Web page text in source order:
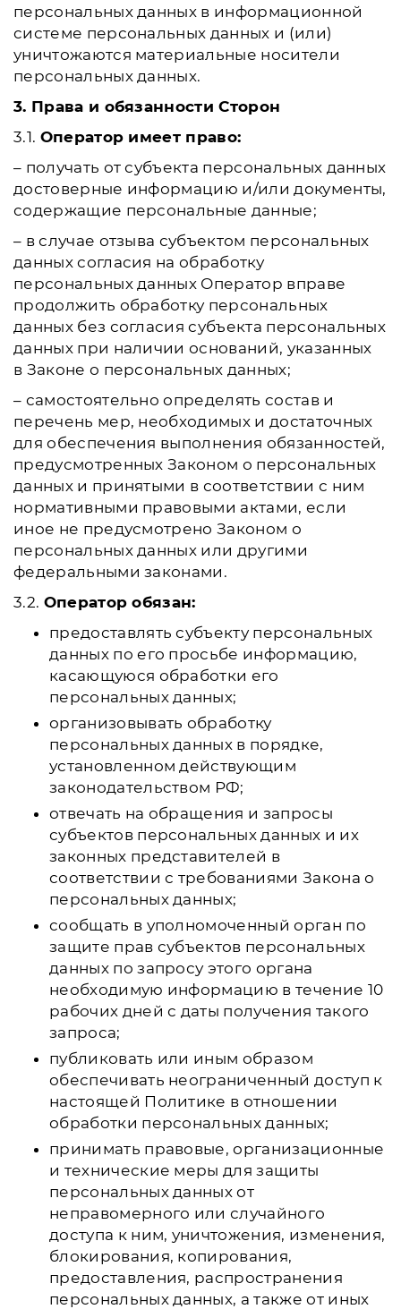
персональных данных в информационной
системе персональных данных и (или)
уничтожаются материальные носители
персональных данных.
3. Права и обязанности Сторон
3.1. Оператор имеет право:
– получать от субъекта персональных данных
достоверные информацию и/или документы,
содержащие персональные данные;
– в случае отзыва субъектом персональных
данных согласия на обработку
персональных данных Оператор вправе
продолжить обработку персональных
данных без согласия субъекта персональных
данных при наличии оснований, указанных
в Законе о персональных данных;
– самостоятельно определять состав и
перечень мер, необходимых и достаточных
для обеспечения выполнения обязанностей,
предусмотренных Законом о персональных
данных и принятыми в соответствии с ним
нормативными правовыми актами, если
иное не предусмотрено Законом о
персональных данных или другими
федеральными законами.
3.2. Оператор обязан:
предоставлять субъекту персональных
данных по его просьбе информацию,
касающуюся обработки его
персональных данных;
организовывать обработку
персональных данных в порядке,
установленном действующим
законодательством РФ;
отвечать на обращения и запросы
субъектов персональных данных и их
законных представителей в
соответствии с требованиями Закона о
персональных данных;
сообщать в уполномоченный орган по
защите прав субъектов персональных
данных по запросу этого органа
необходимую информацию в течение 10
рабочих дней с даты получения такого
запроса;
публиковать или иным образом
обеспечивать неограниченный доступ к
настоящей Политике в отношении
обработки персональных данных;
принимать правовые, организационные
и технические меры для защиты
персональных данных от
неправомерного или случайного
доступа к ним, уничтожения, изменения,
блокирования, копирования,
предоставления, распространения
персональных данных, а также от иных